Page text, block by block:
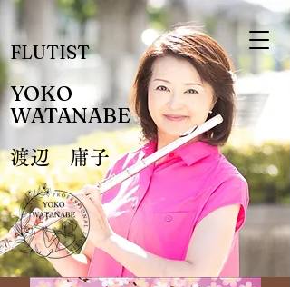
FLUTIST
YOKO
​WATANABE
渡辺 庸子